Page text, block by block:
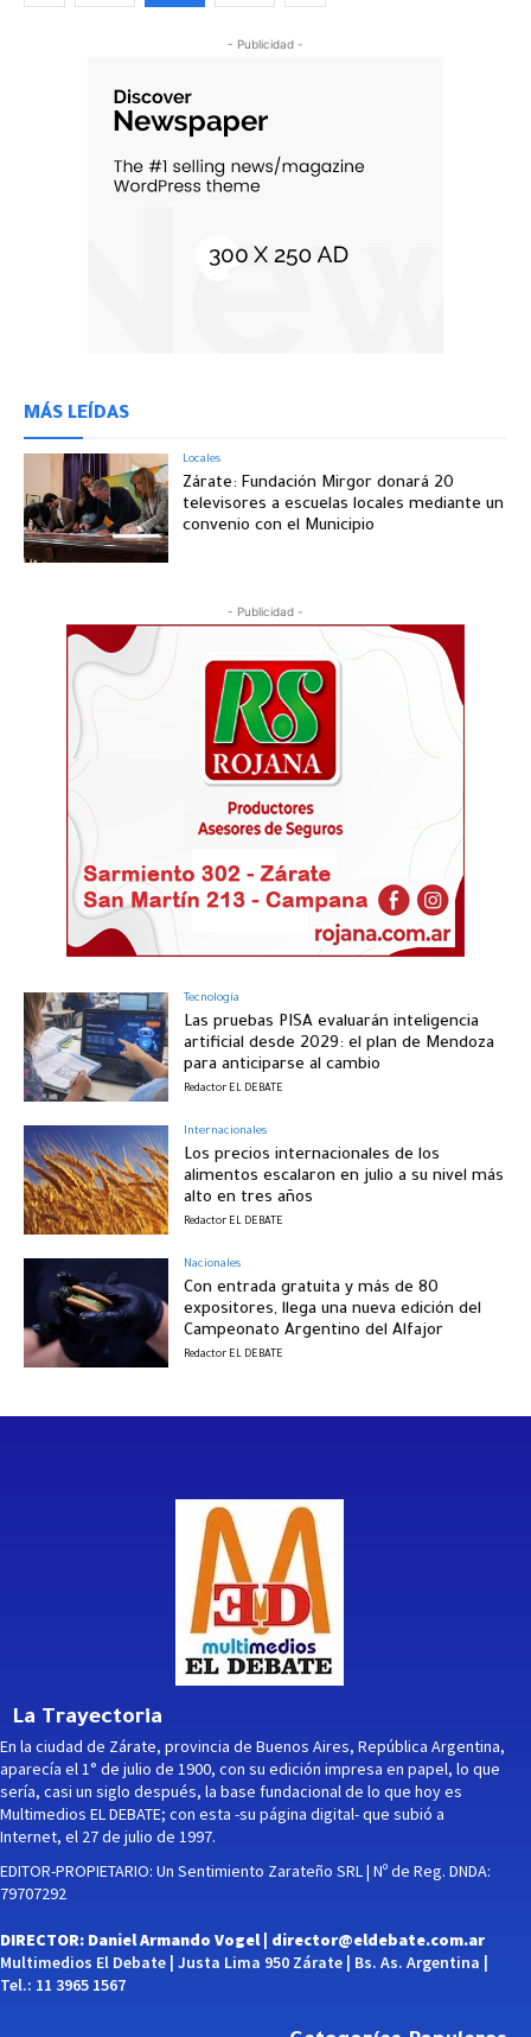
- Publicidad -
MÁS LEÍDAS
Locales
Zárate: Fundación Mirgor donará 20
televisores a escuelas locales mediante un
convenio con el Municipio
- Publicidad -
Tecnología
Las pruebas PISA evaluarán inteligencia
artificial desde 2029: el plan de Mendoza
para anticiparse al cambio
Redactor EL DEBATE
Internacionales
Los precios internacionales de los
alimentos escalaron en julio a su nivel más
alto en tres años
Redactor EL DEBATE
Nacionales
Con entrada gratuita y más de 80
expositores, llega una nueva edición del
Campeonato Argentino del Alfajor
Redactor EL DEBATE
La Trayectoria
En la ciudad de Zárate, provincia de Buenos Aires, República Argentina,
aparecía el 1° de julio de 1900, con su edición impresa en papel, lo que
sería, casi un siglo después, la base fundacional de lo que hoy es
Multimedios EL DEBATE; con esta -su página digital- que subió a
Internet, el 27 de julio de 1997.
EDITOR-PROPIETARIO: Un Sentimiento Zarateño SRL | Nº de Reg. DNDA:
79707292
DIRECTOR: Daniel Armando Vogel | director@eldebate.com.ar
Multimedios El Debate | Justa Lima 950 Zárate | Bs. As. Argentina |
Tel.: 11 3965 1567